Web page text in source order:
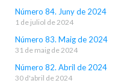
Número 84. Juny de 2024
1 de juliol de 2024
Número 83. Maig de 2024
31 de maig de 2024
Número 82. Abril de 2024
30 d'abril de 2024